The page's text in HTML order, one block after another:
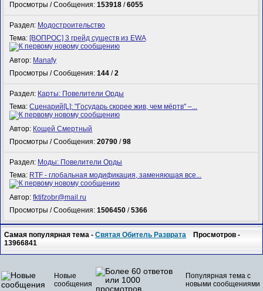
Просмотры / Сообщения:153918 /6055
Раздел: Модостроительство
Тема: [ВОПРОС] 3 грейд существ из EWA
Автор: Manafy
Просмотры / Сообщения:144 /2
Раздел: Карты: Повелители Орды
Тема:Сценарий[L]: "Государь скорее жив, чем мёртв" –...
Автор: Кощей Смертный
Просмотры / Сообщения:20790 /98
Раздел: Моды: Повелители Орды
Тема: RTF - глобальная модификация, заменяющая все...
Автор:fktifzobr@mail.ru
Просмотры / Сообщения:1506450 /5366
Самая популярная тема -Святая Обитель Разврата Просмотров -
13966841
Новые
сообщения
Популярная тема с
новыми сообщениями